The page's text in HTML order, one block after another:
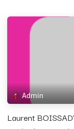
Admin
Laurent